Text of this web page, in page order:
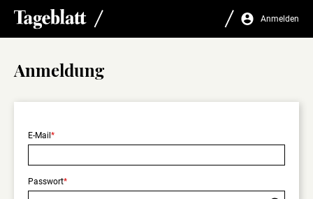
Anmelden
Anmeldung
E-Mail
Passwort